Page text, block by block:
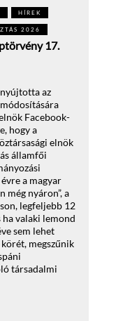
HÍREK
2026
17.
az
Facebook-
hogy a
elnök
államfői
a magyar
még nyáron”, a
legfeljebb 12
ha valaki lemond
sem lehet
megszűnik
társadalmi